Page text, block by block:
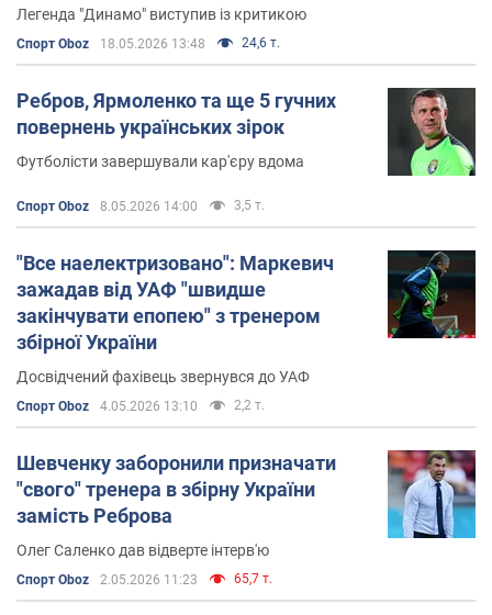
Званнякращого футболіста Європи
році.
Звання кращого нападника чемпіонату України
в 1999-му році.
Дворазове званнякращого нападника
чемпіонату Італії
Триразове званнякращого нападника Ліги
Чемпіонів.
Шестиразове званнякращого футболіста
України.
Особисте життя
У Андрія Шевченка є дружина - американська модель
Крістен Пазік. Сімейна пара виховує чотирьох синів:
Джордана, Крістіана, Олександра і Райдера-Габріеля.
Активність в мережі
Твіттер. На сторінку Андрія Шевченка в
соціальній мережіTwitterпідписано 179 тисяч
Легенда "Динамо" виступив із критикою
Спорт Oboz 18.05.2026 13:48 24,6 т.
Ребров, Ярмоленко та ще 5 гучних
повернень українських зірок
Футболісти завершували кар'єру вдома
Спорт Oboz 8.05.2026 14:00 3,5 т.
"Все наелектризовано": Маркевич
зажадав від УАФ "швидше
закінчувати епопею" з тренером
збірної України
Досвідчений фахівець звернувся до УАФ
Спорт Oboz 4.05.2026 13:10 2,2 т.
Шевченку заборонили призначати
"свого" тренера в збірну України
замість Реброва
Олег Саленко дав відверте інтерв'ю
Спорт Oboz 2.05.2026 11:23 65,7 т.